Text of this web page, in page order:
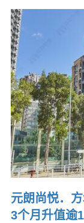
元朗尚悦．
3个月升值逾